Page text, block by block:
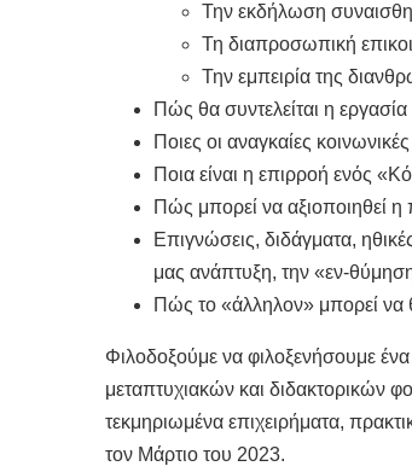
Την εκδήλωση
Τη διαπροσωπική
Την εμπειρία της
Πώς θα συντελείται η εργασία
Ποιες οι αναγκαίες
Ποια είναι η επιρροή ενός
Πώς μπορεί να αξιοποιηθεί η
Επιγνώσεις, διδάγματα,
μας ανάπτυξη, την «εν-
Πώς το «άλληλον» μπορεί να
Φιλοδοξούμε να φιλοξενήσουμε
μεταπτυχιακών και διδακτορικών
τεκμηριωμένα επιχειρήματα,
τον Μάρτιο του 2023.